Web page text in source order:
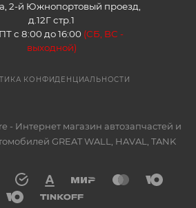
2-й Южнопортовый проезд,
д.12Г стр.1
с 8:00 до 16:00 (СБ, ВС -
выходной)
КОНФИДЕНЦИАЛЬНОСТИ
- Интернет магазин автозапчастей и
GREAT WALL, HAVAL, TANK